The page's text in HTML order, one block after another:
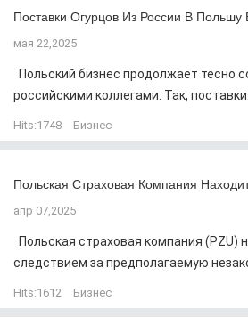
Поставки Огурцов Из России В
мая 22,2025
Польский бизнес продолжает тесно
российскими коллегами. Так, поставки...
Hits:1748 Бизнес
Польская Страховая Компания
апр 07,2025
Польская страховая компания (PZU)
следствием за предполагаемую
Hits:1612 Бизнес